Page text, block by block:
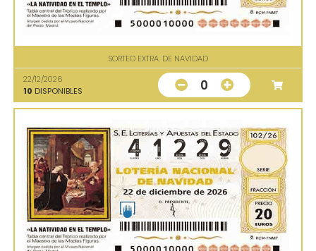
SORTEO EXTRA. DE NAVIDAD
22/12/2026
10 DISPONIBLES 0